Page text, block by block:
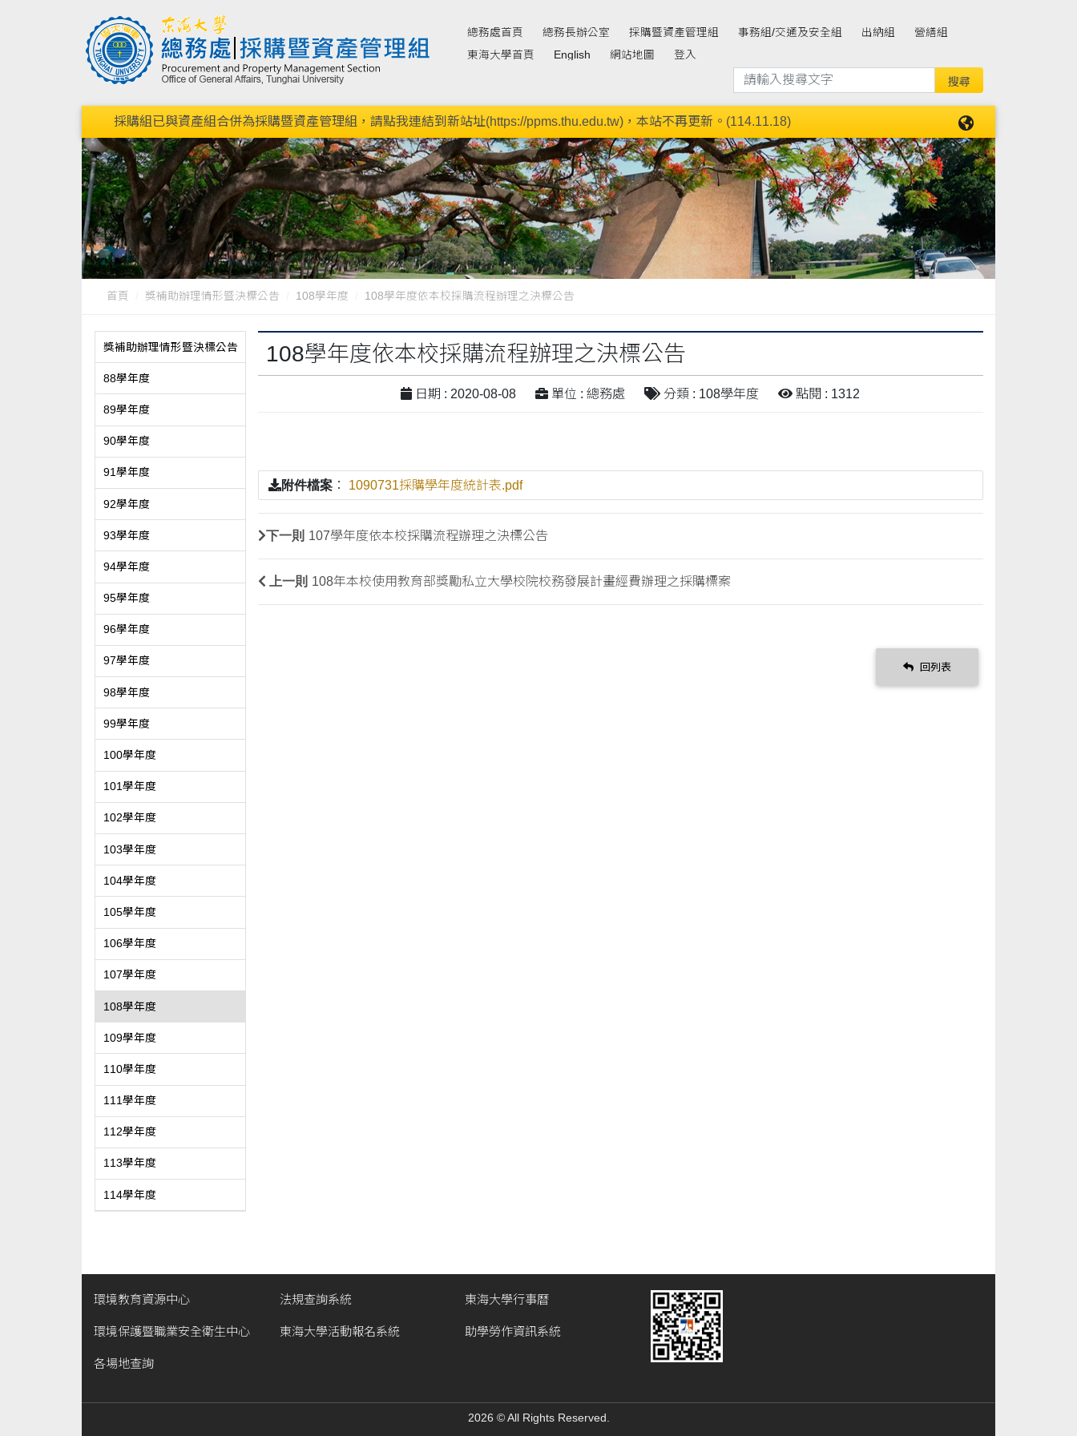
總務處首頁 總務長辦公室 採購暨資產管理組 事務組/交通及安全組 出納組
營繕組
東海大學首頁
English 網站地圖 登入
採購組已與資產組合併為採購暨資產管理組，請點我連結到新站址(https://ppms.thu.edu.tw)，本站不再更新。(114.11.18)
首頁 獎補助辦理情形暨決標公告 108學年度 108學年度依本校採購流程辦理之決標公告
獎補助辦理情形暨決標公告
88學年度
89學年度
90學年度
91學年度
92學年度
93學年度
94學年度
95學年度
96學年度
97學年度
98學年度
99學年度
100學年度
101學年度
102學年度
103學年度
104學年度
105學年度
106學年度
107學年度
108學年度
109學年度
110學年度
111學年度
112學年度
113學年度
114學年度
108學年度依本校採購流程辦理之決標公告
日期 : 2020-08-08 單位 : 總務處 分類 : 108學年度 點閱 : 1312
附件檔案 ： 1090731採購學年度統計表.pdf
下一則 107學年度依本校採購流程辦理之決標公告
上一則 108年本校使用教育部獎勵私立大學校院校務發展計畫經費辦理之採購標案
回列表
環境教育資源中心
環境保護暨職業安全衛生中心
各場地查詢
法規查詢系統
東海大學活動報名系統
東海大學行事曆
助學勞作資訊系統
2026 © All Rights Reserved.